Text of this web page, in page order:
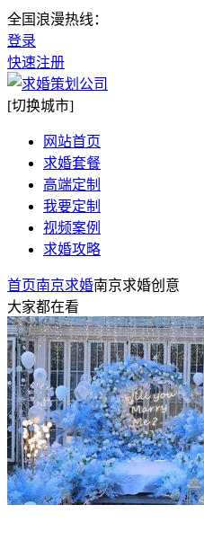
全国浪漫热线：
登录
快速注册
[切换城市]
网站首页
求婚套餐
高端定制
我要定制
视频案例
求婚攻略
首页南京求婚南京求婚创意
大家都在看